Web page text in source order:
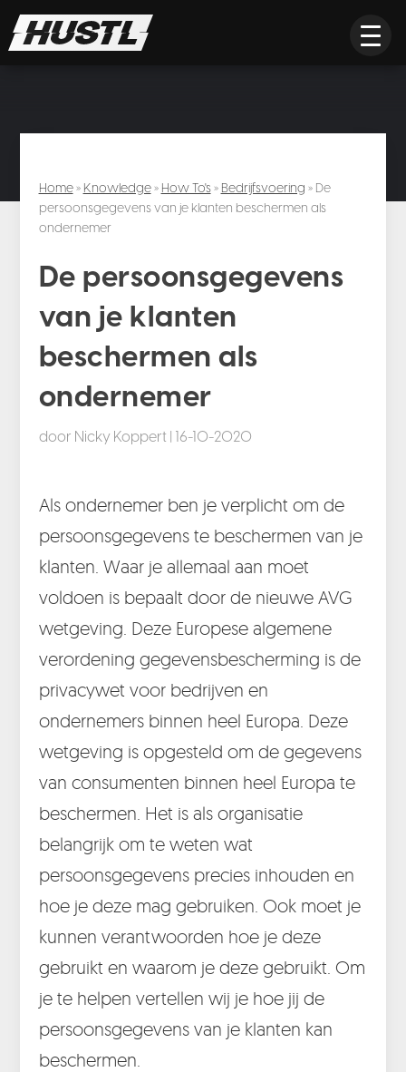
Home» Knowledge» How To's» Bedrijfsvoering » De
persoonsgegevens van je klanten beschermen als
ondernemer
De persoonsgegevens
van je klanten
beschermen als
ondernemer
door Nicky Koppert | 16-10-2020
Als ondernemer ben je verplicht om de
persoonsgegevens te beschermen van je
klanten. Waar je allemaal aan moet
voldoen is bepaalt door de nieuwe AVG
wetgeving. Deze Europese algemene
verordening gegevensbescherming is de
privacywet voor bedrijven en
ondernemers binnen heel Europa. Deze
wetgeving is opgesteld om de gegevens
van consumenten binnen heel Europa te
beschermen. Het is als organisatie
belangrijk om te weten wat
persoonsgegevens precies inhouden en
hoe je deze mag gebruiken. Ook moet je
kunnen verantwoorden hoe je deze
gebruikt en waarom je deze gebruikt. Om
je te helpen vertellen wij je hoe jij de
persoonsgegevens van je klanten kan
beschermen.